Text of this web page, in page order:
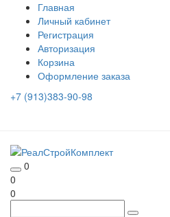
Главная
Личный кабинет
Регистрация
Авторизация
Корзина
Оформление заказа
+7 (913)383-90-98
0
0
0